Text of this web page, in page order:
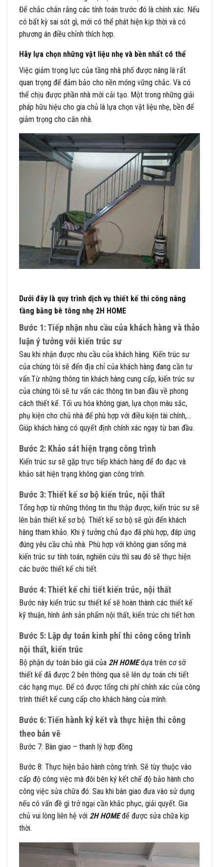
Để chắc chắn rằng các tính toán trước đó là chính xác. Nếu
có bất kỳ sai sót gì, mới có thể phát hiện kịp thời và có
phương án điều chỉnh thích hợp.
Hãy lựa chọn những vật liệu nhẹ và bền nhất có thể
Việc giảm trọng lực của tầng nhà phố được nâng là rất
quan trọng để đảm bảo cho nền móng vững chắc. Và có
thể chịu được phần nhà mới cải tạo. Một trong những giải
pháp hữu hiệu cho gia chủ là lựa chọn vật liệu nhẹ, bền để
giảm trọng cho căn nhà.
Dưới đây là quy trình dịch vụ thiết kế thi công nâng
tầng bằng bê tông nhẹ 2H HOME
Bước 1: Tiếp nhận nhu cầu của khách hàng và thảo
luận ý tưởng với kiến trúc sư
Sau khi nhận được nhu cầu của khách hàng. Kiến trúc sư
của chúng tôi sẽ đến địa chỉ của khách hàng đang cần tư
vấn.Từ những thông tin khách hàng cung cấp, kiến trúc sư
của chúng tôi sẽ tư vấn các thông tin ban đầu về phong
cách thiết kế. Tối ưu hóa không gian, lựa chọn màu sắc,
phụ kiện cho chủ nhà để phù hợp với điều kiện tài chính,…
Giúp khách hàng có quyết định chính xác ngay từ ban đầu.
Bước 2: Khảo sát hiện trạng công trình
Kiến trúc sư sẽ gặp trực tiếp khách hàng để đo đạc và
khảo sát hiện trạng không gian công trình.
Bước 3: Thiết kế sơ bộ kiến trúc, nội thất
Tổng hợp từ những thông tin thu thập được, kiến trúc sư sẽ
lên bản thiết kế sơ bộ. Thiết kế sơ bộ sẽ gửi đến khách
hàng tham khảo. Khi ý tưởng chủ đạo đã phù hợp, đáp ứng
đúng yêu cầu chủ nhà. Phù hợp với không gian sống mà
kiến trúc sư tính toán, nghiên cứu thì sau đó sẽ thực hiện
các bước thiết kế chi tiết.
Bước 4: Thiết kế chi tiết kiến trúc, nội thất
Bước này kiến trúc sư thiết kế sẽ hoàn thành các thiết kế
kỹ thuận, hình ảnh sản phẩm nội thất, kiến trúc chi tiết hơn.
Bước 5: Lập dự toán kinh phí thi công công trình
nội thất, kiến trúc
Bộ phận dự toán báo giá của 2H HOMEdựa trên cơ sở
thiết kế đã được 2 bên thông qua sẽ lên dự toán chi tiết
các hạng mục. Để có được tổng chi phí chính xác của công
trình thiết kế cung cấp cho khách hàng của mình.
Bước 6: Tiến hành ký kết và thực hiện thi công
theo bản vẽ
Bước 7: Bàn giao – thanh lý hợp đồng
Bước 8: Thực hiện bảo hành công trình. Sẽ tùy thuộc vào
cấp độ công việc mà đôi bên ký kết chế độ bảo hành cho
công việc sửa chữa đó. Sau khi bàn giao đưa vào sử dụng
nếu có vấn đề gì trở ngại cần khắc phục, giải quyết. Gia
chủ vui lòng liên hệ với 2H HOME để được sửa chữa kịp
thời.